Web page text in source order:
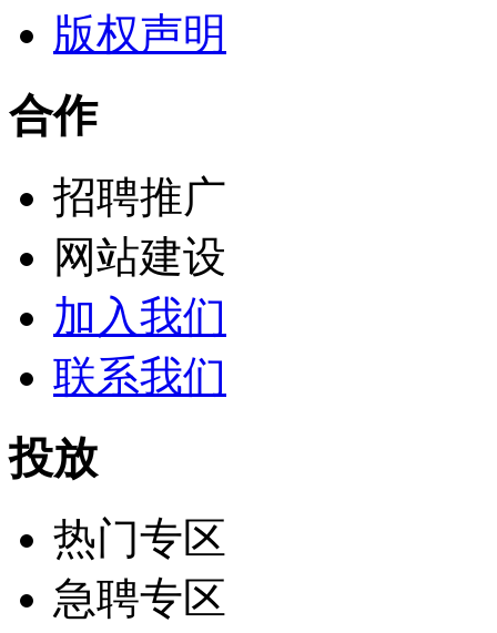
版权声明
合作
招聘推广
网站建设
加入我们
联系我们
投放
热门专区
急聘专区